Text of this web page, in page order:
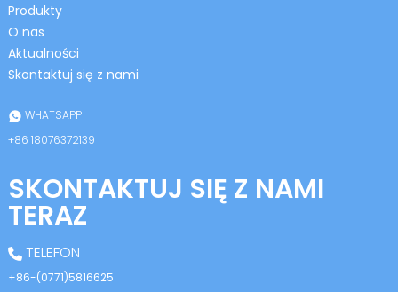
Produkty
O nas
Aktualności
Skontaktuj się z nami
WHATSAPP
+86 18076372139
SKONTAKTUJ SIĘ Z NAMI
TERAZ
TELEFON
+86-(0771)5816625